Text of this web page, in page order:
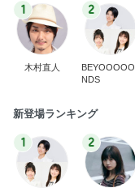
1
木村直人
2
BEYOOOOO
NDS
新登場ランキング
1 2